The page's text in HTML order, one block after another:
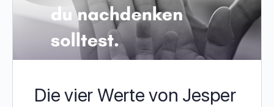
Die vier Werte von Jesper